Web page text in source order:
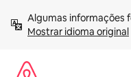
para
Mostrar idioma original